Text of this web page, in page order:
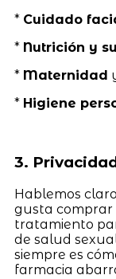
* Cuidado
* Nutrición y
* Maternidad
* Higiene
3.
Hablemos
gusta comprar
tratamiento
de salud
siempre es
farmacia